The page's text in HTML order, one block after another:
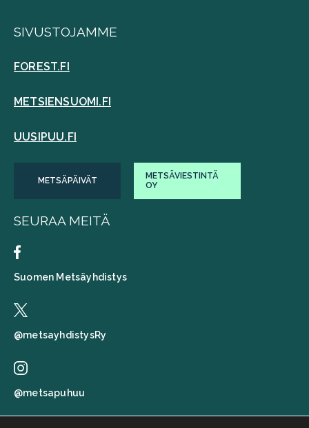
SIVUSTOJAMME
FOREST.FI
METSIENSUOMI.FI
UUSIPUU.FI
METSÄPÄIVÄT
METSÄVIESTINTÄ
OY
SEURAA MEITÄ
Suomen Metsäyhdistys
@metsayhdistysRy
@metsapuhuu